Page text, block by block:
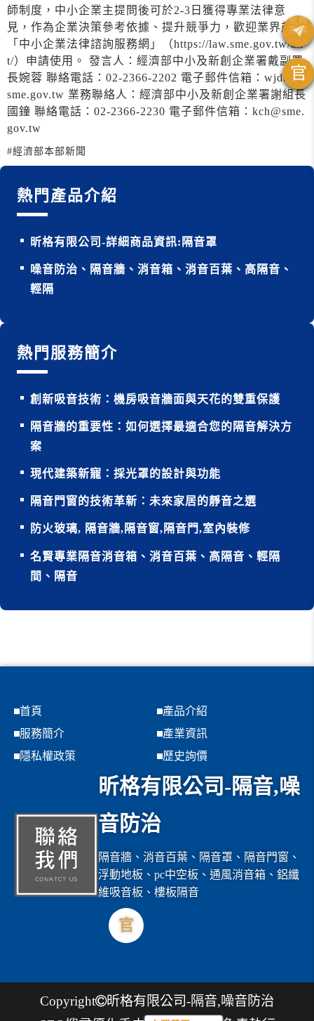
師制度，中小企業主提問後可於2-3日獲得專業法律意
見，作為企業決策參考依據、提升競爭力，歡迎業界前往
「中小企業法律諮詢服務網」（https://law.sme.gov.tw/ail
t/）申請使用。 發言人：經濟部中小及新創企業署戴副署
長婉蓉 聯絡電話：02-2366-2202 電子郵件信箱：wjday@
sme.gov.tw 業務聯絡人：經濟部中小及新創企業署謝組長
國鐘 聯絡電話：02-2366-2230 電子郵件信箱：kch@sme.
gov.tw
#經濟部本部新聞
熱門產品介紹
昕格有限公司-詳細商品資訊:隔音罩
噪音防治、隔音牆、消音箱、消音百葉、高隔音、
輕隔
熱門服務簡介
創新吸音技術：機房吸音牆面與天花的雙重保護
隔音牆的重要性：如何選擇最適合您的隔音解決方
案
現代建築新寵：採光罩的設計與功能
隔音門窗的技術革新：未來家居的靜音之選
防火玻璃, 隔音牆,隔音窗,隔音門,室內裝修
名賢專業隔音消音箱、消音百葉、高隔音、輕隔
間、隔音
首頁
產品介紹
服務簡介
產業資訊
隱私權政策
歷史詢價
昕格有限公司-隔音,噪
音防治
隔音牆、消音百葉、隔音罩、隔音門窗、
浮動地板、pc中空板、通風消音箱、鋁纖
維吸音板、樓板隔音
官
Copyright
昕格有限公司-隔音,噪音防治
官